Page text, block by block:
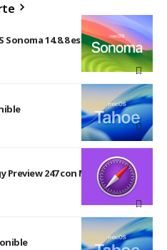
Sonoma 14.8.8 están
247 con MCP Server